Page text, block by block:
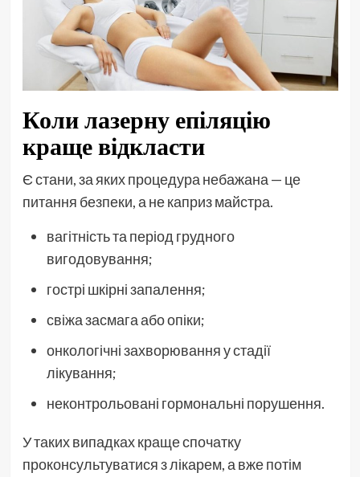
Коли лазерну епіляцію
краще відкласти
Є стани, за яких процедура небажана — це
питання безпеки, а не каприз майстра.
вагітність та період грудного
вигодовування;
гострі шкірні запалення;
свіжа засмага або опіки;
онкологічні захворювання у стадії
лікування;
неконтрольовані гормональні порушення.
У таких випадках краще спочатку
проконсультуватися з лікарем, а вже потім